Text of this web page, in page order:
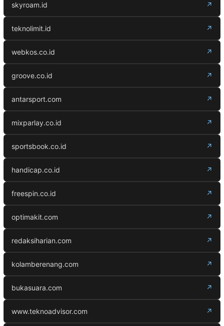
skyroam.id ↗
teknolimit.id ↗
webkos.co.id ↗
groove.co.id ↗
antarsport.com ↗
mixparlay.co.id ↗
sportsbook.co.id ↗
handicap.co.id ↗
freespin.co.id ↗
optimakit.com ↗
redaksiharian.com ↗
kolamberenang.com ↗
bukasuara.com ↗
www.teknoadvisor.com ↗